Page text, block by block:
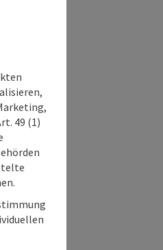
49 (1)